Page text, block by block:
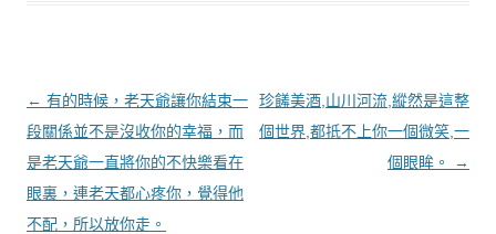
文章導覽
← 有的時候，老天爺讓你結束一
段關係並不是沒收你的幸福，而
是老天爺一直將你的不快樂看在
眼裏，連老天都心疼你，覺得他
不配，所以放你走。
珍饈美酒,山川河流,縱然是這整
個世界,都抵不上你一個微笑,一
個眼眸。
→